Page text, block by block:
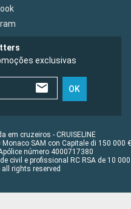
exclusivas
OK
em cruzeiros - CRUISELINE
SAM con Capitale di 150 000 €
número 4000717380
civil e profissional RC RSA de 10 000
all rights reserved